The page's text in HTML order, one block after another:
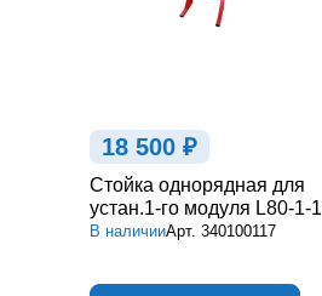
18 500 ₽
Стойка однорядная для
устан.1-го модуля L80-1-1
В наличииАрт. 340100117